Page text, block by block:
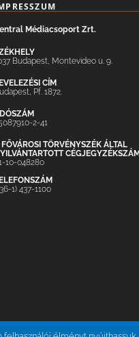
Médiacsoport Zrt.
Budapest, Montevideo u. 9.
CÍM
Pf. 1872.
2-41
TÖRVÉNYSZÉK ÁLTAL
CÉGJEGYZÉKSZÁM
10-048280
1) 437-1100